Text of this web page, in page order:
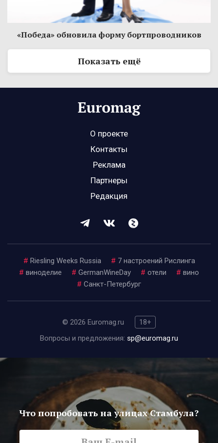
«Победа» обновила форму бортпроводников
Показать ещё
О проекте
Контакты
Реклама
Партнеры
Редакция
# Riesling Weeks Russia # 7 настроений Рислинга
# виноделие # GermanWineDay # отели # вино
# Санкт-Петербург
© 2026 Euromag.ru
18+
Вопросы и предложения: sp@euromag.ru
Что попробовать на улицах Стамбула?